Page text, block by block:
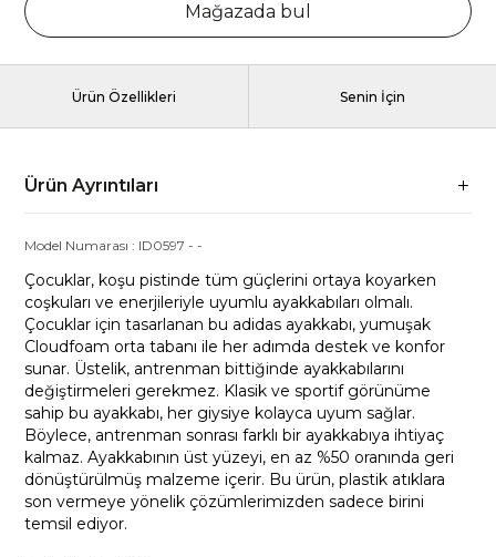
Mağazada bul
Ürün Özellikleri Senin İçin
Ürün Ayrıntıları
Model Numarası : ID0597 --
Çocuklar, koşu pistinde tüm güçlerini ortaya koyarken
coşkuları ve enerjileriyle uyumlu ayakkabıları olmalı.
Çocuklar için tasarlanan bu adidas ayakkabı, yumuşak
Cloudfoam orta tabanı ile her adımda destek ve konfor
sunar. Üstelik, antrenman bittiğinde ayakkabılarını
değiştirmeleri gerekmez. Klasik ve sportif görünüme
sahip bu ayakkabı, her giysiye kolayca uyum sağlar.
Böylece, antrenman sonrası farklı bir ayakkabıya ihtiyaç
kalmaz. Ayakkabının üst yüzeyi, en az %50 oranında geri
dönüştürülmüş malzeme içerir. Bu ürün, plastik atıklara
son vermeye yönelik çözümlerimizden sadece birini
temsil ediyor.